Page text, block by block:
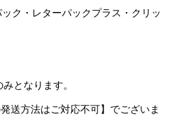
ク・レターパックプラス・クリッ
となります。
送方法はご対応不可】でございま